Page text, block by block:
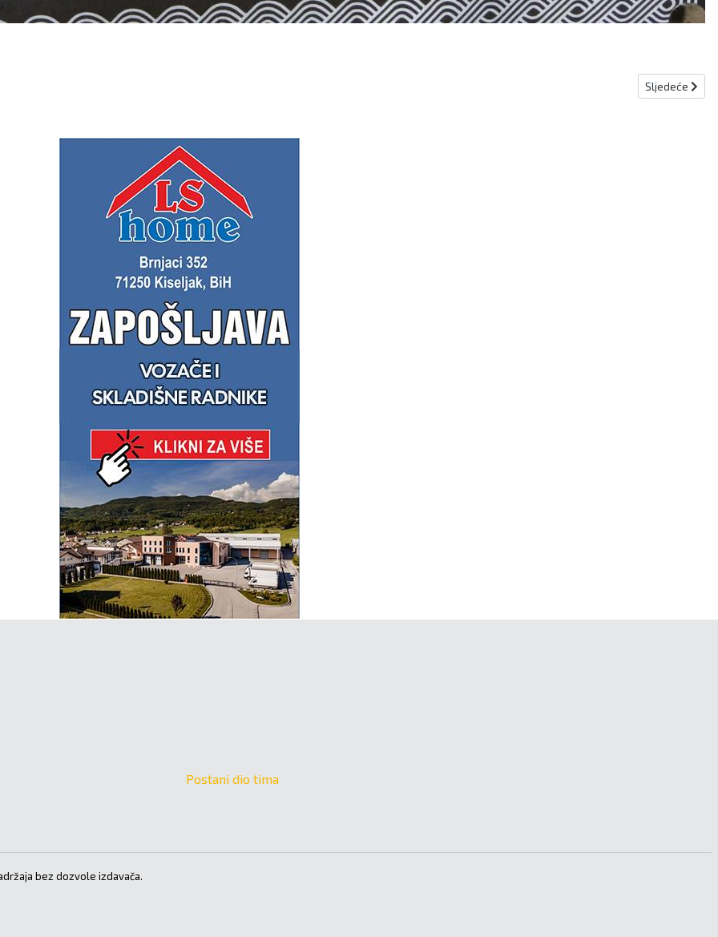
Sljedeći
Sljedeće
Postani dio tima
bez dozvole izdavača.